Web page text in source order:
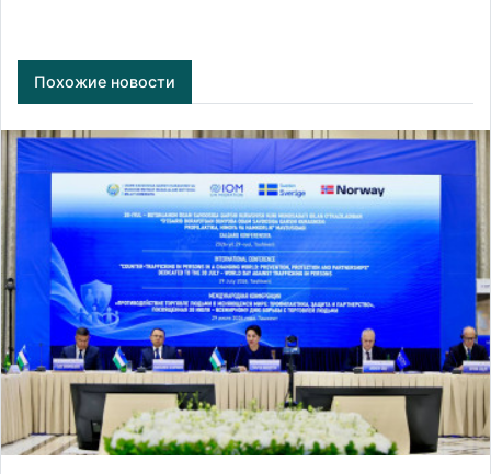
Похожие новости